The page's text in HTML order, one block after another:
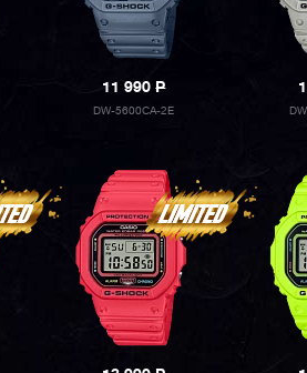
11 990P
DW-5600CA-2E